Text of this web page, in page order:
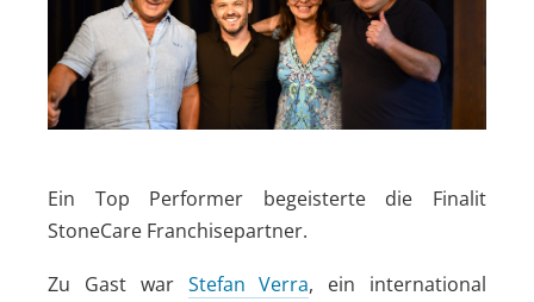
Ein Top Performer begeisterte die Finalit
StoneCare Franchisepartner.
Zu Gast war Stefan Verra, ein international